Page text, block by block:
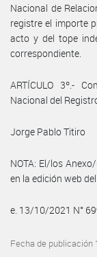
Nacional de
registre el importe
acto y del tope
correspondiente.
ARTÍCULO 3º.-
Nacional del
Jorge Pablo Titiro
NOTA: El/los
en la edición web
e. 13/10/2021 N°
Fecha de publicación